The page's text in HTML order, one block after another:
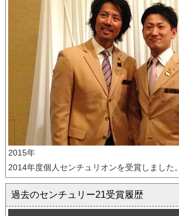
2015年
2014年度個人センチュリオンを受賞しました。
過去のセンチュリー21受賞履歴